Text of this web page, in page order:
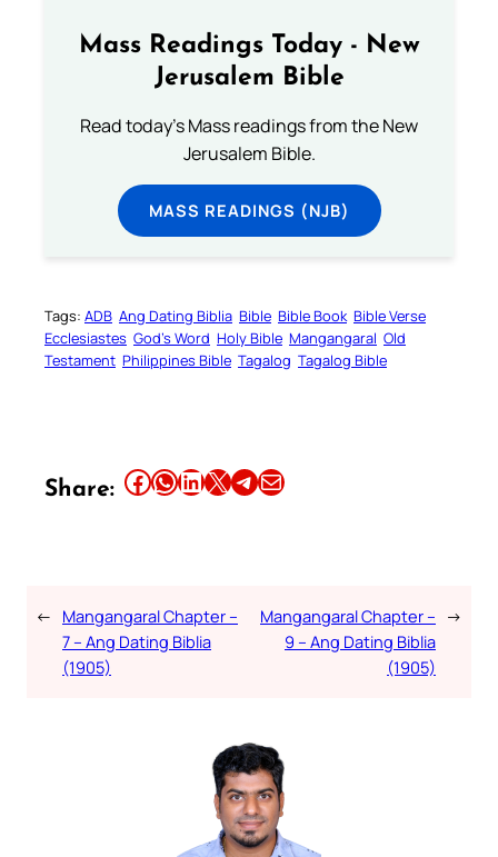
Mass Readings Today - New
Jerusalem Bible
Read today's Mass readings from the New
Jerusalem Bible.
MASS READINGS (NJB)
Tags: ADB Ang Dating Biblia Bible Bible Book Bible Verse
Ecclesiastes God’s Word Holy Bible Mangangaral Old
Testament Philippines Bible Tagalog Tagalog Bible
Share: Share this article on Facebook Share this article on WhatsApp Share this article on LinkedIn Share this article on X Share this article on TelegramEmail this Article
← Mangangaral Chapter –
7 – Ang Dating Biblia
(1905)
Mangangaral Chapter –
9 – Ang Dating Biblia
(1905)
→